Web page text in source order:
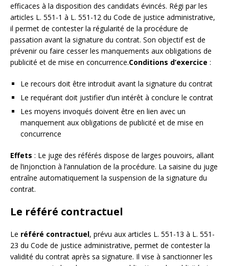
efficaces à la disposition des candidats évincés. Régi par les
articles L. 551-1 à L. 551-12 du Code de justice administrative,
il permet de contester la régularité de la procédure de
passation avant la signature du contrat. Son objectif est de
prévenir ou faire cesser les manquements aux obligations de
publicité et de mise en concurrence.Conditions d’exercice :
Le recours doit être introduit avant la signature du contrat
Le requérant doit justifier d’un intérêt à conclure le contrat
Les moyens invoqués doivent être en lien avec un
manquement aux obligations de publicité et de mise en
concurrence
Effets : Le juge des référés dispose de larges pouvoirs, allant
de l’injonction à l’annulation de la procédure. La saisine du juge
entraîne automatiquement la suspension de la signature du
contrat.
Le référé contractuel
Le référé contractuel, prévu aux articles L. 551-13 à L. 551-
23 du Code de justice administrative, permet de contester la
validité du contrat après sa signature. Il vise à sanctionner les